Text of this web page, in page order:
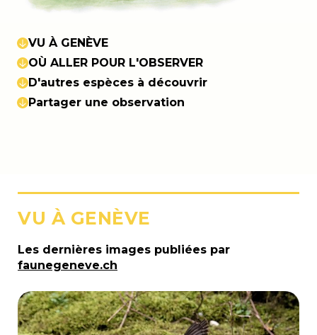
VU À GENÈVE
OÙ ALLER POUR L'OBSERVER
D'autres espèces à découvrir
Partager une observation
VU À GENÈVE
Les dernières images publiées par
faunegeneve.ch